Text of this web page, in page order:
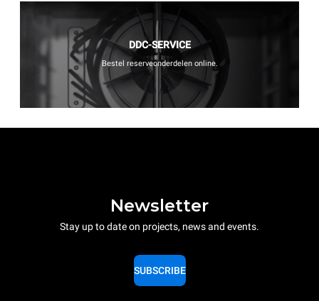
DDC-SERVICE
Bestel reserveonderdelen online.
Newsletter
Stay up to date on projects, news and events.
SUBSCRIBE